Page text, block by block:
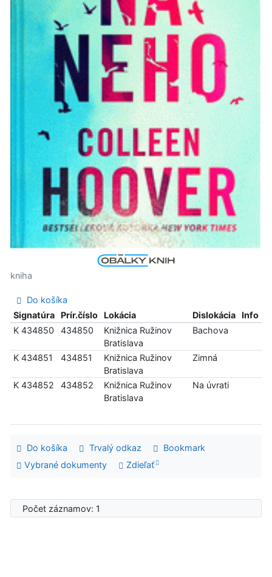
kniha
Do košíka
Signatúra
Prír.číslo Lokácia Dislokácia
Info
K 434850
434850
Knižnica Ružinov
Bratislava
Bachova
K 434851 434851
Knižnica Ružinov
Bratislava
Zimná
K 434852 434852
Knižnica Ružinov
Bratislava
Na úvrati
Do košíka Trvalý odkaz
Bookmark
Vybrané dokumenty
Zdieľať
Počet záznamov: 1